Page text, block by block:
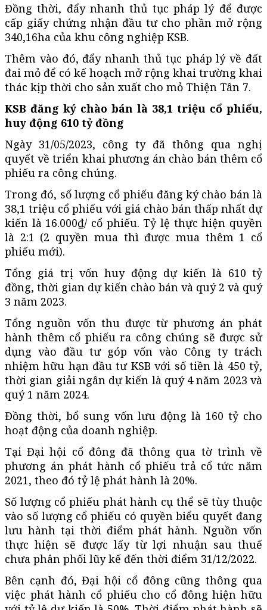
Đồng thời, đẩy nhanh thủ tục pháp lý để được
cấp giấy chứng nhận đầu tư cho phần mở rộng
340,16ha của khu công nghiệp KSB.
Thêm vào đó, đẩy nhanh thủ tục pháp lý về đất
đai mỏ để có kế hoạch mở rộng khai trường khai
thác kịp thời cho sản xuất cho mỏ Thiện Tân 7.
KSB đăng ký chào bán là 38,1 triệu cổ phiếu,
huy động 610 tỷ đồng
Ngày 31/05/2023, công ty đã thông qua nghị
quyết về triển khai phương án chào bán thêm cổ
phiếu ra công chúng.
Trong đó, số lượng cổ phiếu đăng ký chào bán là
38,1 triệu cổ phiếu với giá chào bán thấp nhất dự
kiến là 16.000₫/ cổ phiếu. Tỷ lệ thực hiện quyền
là 2:1 (2 quyền mua thì được mua thêm 1 cổ
phiếu mới).
Tổng giá trị vốn huy động dự kiến là 610 tỷ
đồng, thời gian dự kiến chào bán và quý 2 và quý
3 năm 2023.
Tổng nguồn vốn thu được từ phương án phát
hành thêm cổ phiếu ra công chúng sẽ được sử
dụng vào đầu tư góp vốn vào Công ty trách
nhiệm hữu hạn đầu tư KSB với số tiền là 450 tỷ,
thời gian giải ngân dự kiến là quý 4 năm 2023 và
quý 1 năm 2024.
Đồng thời, bổ sung vốn lưu động là 160 tỷ cho
hoạt động của doanh nghiệp.
Tại Đại hội cổ đông đã thông qua tờ trình về
phương án phát hành cổ phiếu trả cổ tức năm
2021, theo đó tỷ lệ phát hành là 20%.
Số lượng cổ phiếu phát hành cụ thể sẽ tùy thuộc
vào số lượng cổ phiếu có quyền biểu quyết đang
lưu hành tại thời điểm phát hành. Nguồn vốn
thực hiện sẽ được lấy từ lợi nhuận sau thuế
chưa phân phối lũy kế đến thời điểm 31/12/2022.
Bên cạnh đó, Đại hội cổ đông cũng thông qua
việc phát hành cổ phiếu cho cổ đông hiện hữu